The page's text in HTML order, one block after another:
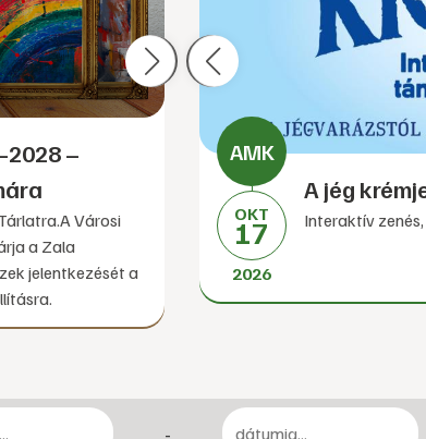
–
Városi
a Zala
jelentkezését a
JÚN
03
2026
Nagy Kálmán
kiállítása
OKT
17
2026
A jég
Interaktív
-